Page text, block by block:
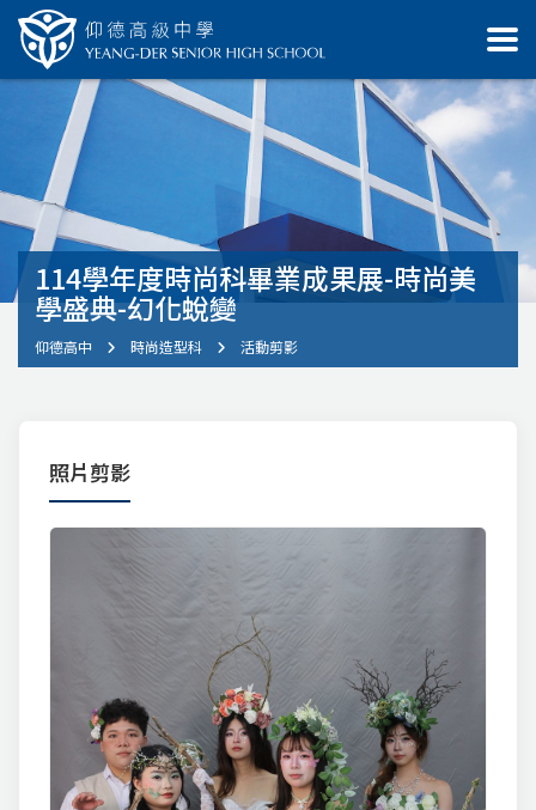
114學年度時尚科畢業成果展-時尚美
學盛典-幻化蛻變
仰德高中 時尚造型科 活動剪影
照片剪影